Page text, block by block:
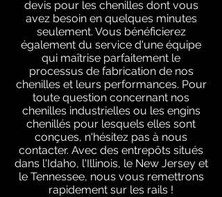
devis pour les chenilles dont vous
avez besoin en quelques minutes
seulement. Vous bénéficierez
également du service d'une équipe
qui maîtrise parfaitement le
processus de fabrication de nos
chenilles et leurs performances. Pour
toute question concernant nos
chenilles industrielles ou les engins
chenillés pour lesquels elles sont
conçues, n'hésitez pas à nous
contacter. Avec des entrepôts situés
dans l'Idaho, l'Illinois, le New Jersey et
le Tennessee, nous vous remettrons
rapidement sur les rails !